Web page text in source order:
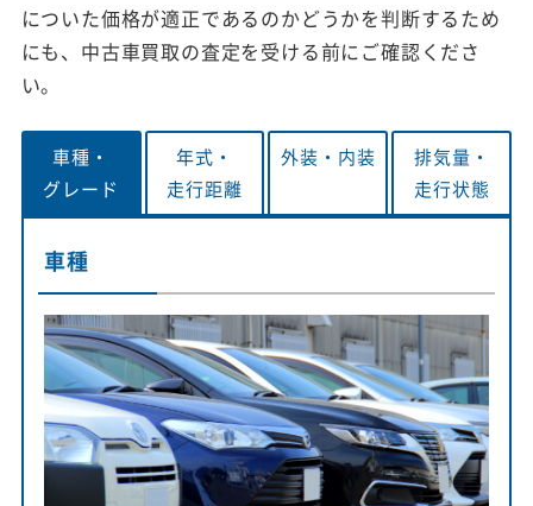
についた価格が適正であるのかどうかを判断するため
にも、中古車買取の査定を受ける前にご確認くださ
い。
車種・
グレード
年式・
走行距離
外装・ 内装
排気量・
走行状態
車種